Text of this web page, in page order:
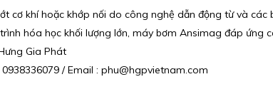
cơ khí hoặc khớp nối do công nghệ dẫn động từ và
hóa học khối lượng lớn, máy bơm Ansimag đáp ứng
Gia Phát
/ Email : phu@hgpvietnam.com